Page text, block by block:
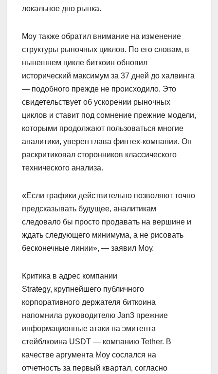
локальное дно рынка.
Моу также обратил внимание на изменение
структуры рыночных циклов. По его словам, в
нынешнем цикле биткоин обновил
исторический максимум за 37 дней до халвинга
— подобного прежде не происходило. Это
свидетельствует об ускорении рыночных
циклов и ставит под сомнение прежние модели,
которыми продолжают пользоваться многие
аналитики, уверен глава финтех-компании. Он
раскритиковал сторонников классического
технического анализа.
«Если графики действительно позволяют точно
предсказывать будущее, аналитикам
следовало бы просто продавать на вершине и
ждать следующего минимума, а не рисовать
бесконечные линии», — заявил Моу.
Критика в адрес компании
Strategy, крупнейшего публичного
корпоративного держателя биткоина
напомнила руководителю Jan3 прежние
информационные атаки на эмитента
стейблкоина USDT — компанию Tether. В
качестве аргумента Моу сослался на
отчетность за первый квартал, согласно